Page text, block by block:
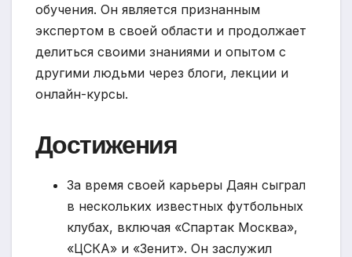
обучения. Он является признанным
экспертом в своей области и продолжает
делиться своими знаниями и опытом с
другими людьми через блоги, лекции и
онлайн-курсы.
Достижения
За время своей карьеры Даян сыграл
в нескольких известных футбольных
клубах, включая «Спартак Москва»,
«ЦСКА» и «Зенит». Он заслужил